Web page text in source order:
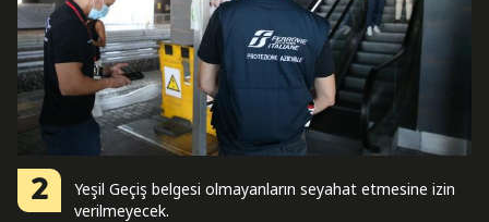
2
Yeşil Geçiş belgesi olmayanların seyahat etmesine izin
verilmeyecek.